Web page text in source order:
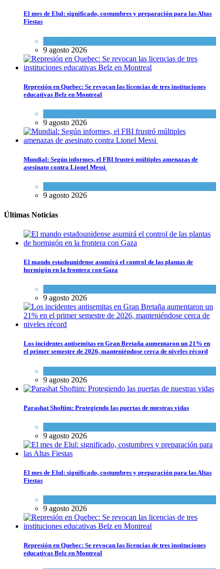
El mes de Elul: significado, costumbres y preparación para las Altas
Fiestas
9 agosto 2026
Represión en Quebec: Se revocan las licencias de tres instituciones
educativas Belz en Montreal
9 agosto 2026
Mundial: Según informes, el FBI frustró múltiples amenazas de
asesinato contra Lionel Messi
9 agosto 2026
Últimas Noticias
El mando estadounidense asumirá el control de las plantas de
hormigón en la frontera con Gaza
9 agosto 2026
Los incidentes antisemitas en Gran Bretaña aumentaron un 21% en
el primer semestre de 2026, manteniéndose cerca de niveles récord
9 agosto 2026
Parashat Shoftim: Protegiendo las puertas de nuestras vidas
9 agosto 2026
El mes de Elul: significado, costumbres y preparación para las Altas
Fiestas
9 agosto 2026
Represión en Quebec: Se revocan las licencias de tres instituciones
educativas Belz en Montreal